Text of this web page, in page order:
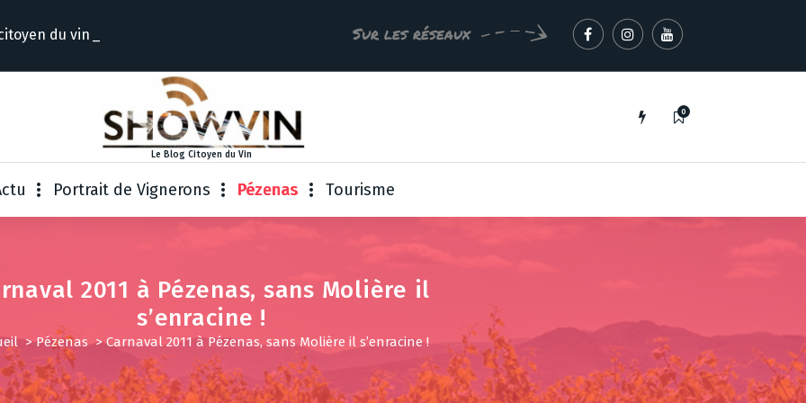
du Sur les réseaux
Le Blog Citoyen du Vin
0
Portrait de Vignerons Pézenas Tourisme
2011 à Pézenas, sans Molière il
s’enracine !
>Pézenas>Carnaval 2011 à Pézenas, sans Molière il s’enracine !